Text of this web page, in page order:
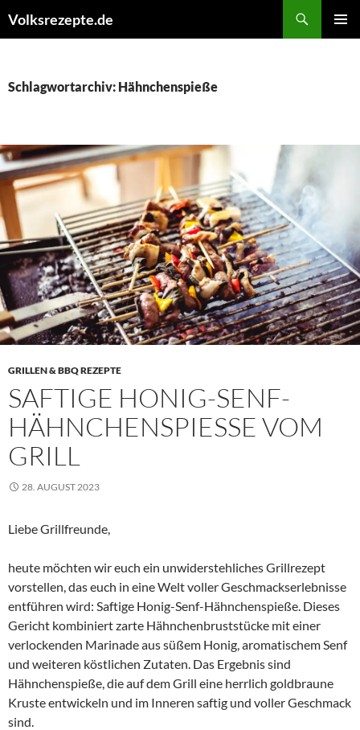
Inhalt
Volksrezepte.de
Schlagwortarchiv: Hähnchenspieße
GRILLEN & BBQ REZEPTE
SAFTIGE HONIG-SENF-
HÄHNCHENSPIESSE VOM G
RILL
28. AUGUST 2023
Liebe Grillfreunde,
heute möchten wir euch ein unwiderstehliches Grillrezept
vorstellen, das euch in eine Welt voller Geschmackserlebnisse
entführen wird: Saftige Honig-Senf-Hähnchenspieße. Dieses
Gericht kombiniert zarte Hähnchenbruststücke mit einer
verlockenden Marinade aus süßem Honig, aromatischem Senf
und weiteren köstlichen Zutaten. Das Ergebnis sind
Hähnchenspieße, die auf dem Grill eine herrlich goldbraune
Kruste entwickeln und im Inneren saftig und voller Geschmack
sind.